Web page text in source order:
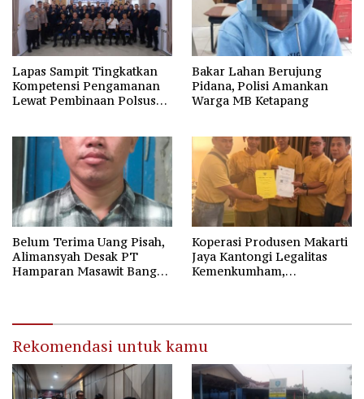
Lapas Sampit Tingkatkan
Kompetensi Pengamanan
Lewat Pembinaan Polsus
Bakar Lahan Berujung
Pidana, Polisi Amankan
Warga MB Ketapang
Belum Terima Uang Pisah,
Alimansyah Desak PT
Hamparan Masawit Bangun
Koperasi Produsen Makarti
Jaya Kantongi Legalitas
Kemenkumham,
Rekomendasi untuk kamu